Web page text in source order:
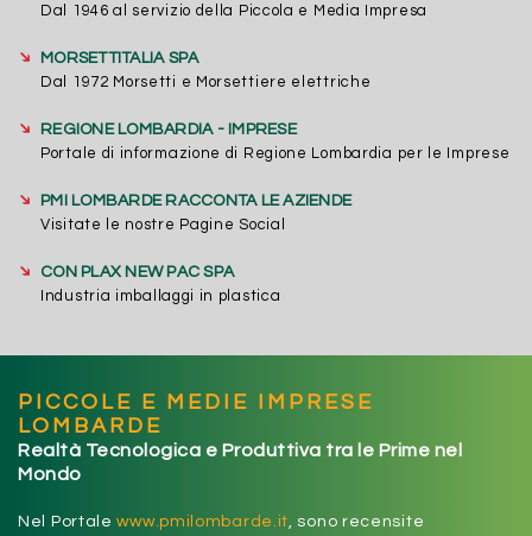
Dal 1946 al servizio della Piccola e Media Impresa
➔
MORSETTITALIA SPA
Dal 1972 Morsetti e Morsettiere elettriche
➔
REGIONE LOMBARDIA - IMPRESE
Portale di informazione di Regione Lombardia per le Imprese
➔
PMI LOMBARDE RACCONTA LE AZIENDE
Visitate le nostre Pagine Social
➔
CON PLAX NEW PAC SPA
Industria imballaggi in plastica
PICCOLE E MEDIE IMPRESE
LOMBARDE
Realtà Tecnologica e Produttiva tra le Prime nel
Mondo
Nel Portalewww.pmilombarde.it, sono recensite